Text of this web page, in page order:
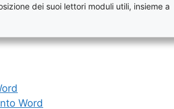
dei suoi lettori moduli utili, insieme a
Word